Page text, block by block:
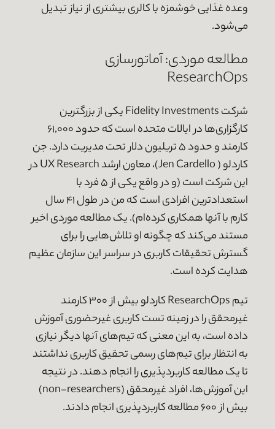
وعده غذایی خوشمزه با کالری بیشتری از نیاز تبدیل
می‌شود.
مطالعه موردی: آماتورسازی
ResearchOps
شرکت Fidelity Investments یکی از بزرگترین
کارگزاری‌ها در ایالات متحده است که حدود ۶۱,۰۰۰
کارمند و حدود ۵ تریلیون دلار تحت مدیریت دارد. جن
کاردلو ( Jen Cardello)، معاون ارشد UX Research در
این شرکت است (و در واقع یکی از ۵ فرد با
استعدادترین افرادی است که من در طول ۴۱ سال
کارم با آنها همکاری کرده‌ام). یک مطالعه موردی اخیر
مستند می‌کند که چگونه او تلاش‌هایی را برای
گسترش تحقیقات کاربری در سراسر این سازمان عظیم
هدایت کرده است.
تیم ResearchOps کاردلو بیش از ۳۰۰ کارمند
غیرمحقق را در زمینه تست کاربری غیرحضوری آموزش
داده است، به این معنی که تیم‌های آنها دیگر نیازی
به انتظار برای تیم‌های رسمی تحقیق کاربری نداشتند
تا یک مطالعه کاربردپذیری را انجام دهند. در نتیجه
این آموزش‌ها، افراد غیرمحقق (non-researchers)
بیش از ۶۰۰ مطالعه کاربردپذیری انجام دادند.